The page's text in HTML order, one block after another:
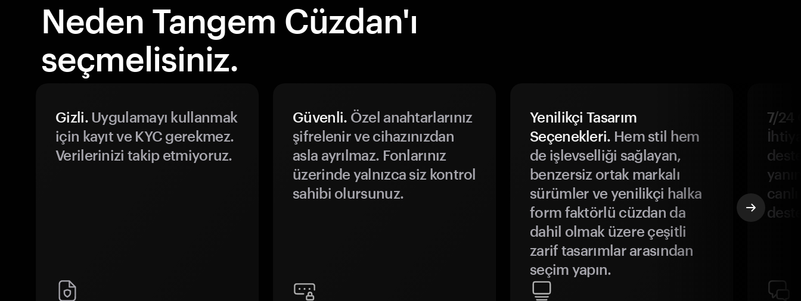
Neden Tangem Cüzdan'ı
seçmelisiniz.
Gizli.Uygulamayı kullanmak
için kayıt ve KYC gerekmez.
Verilerinizi takip etmiyoruz.
Güvenli. Özel anahtarlarınız
şifrelenir ve cihazınızdan
asla ayrılmaz. Fonlarınız
üzerinde yalnızca siz kontrol
sahibi olursunuz.
Yenilikçi Tasarım
Seçenekleri. Hem stil hem
de işlevselliği sağlayan,
benzersiz ortak markalı
sürümler ve yenilikçi halka
form faktörlü cüzdan da
dahil olmak üzere çeşitli
zarif tasarımlar arasından
seçim yapın.
7/24